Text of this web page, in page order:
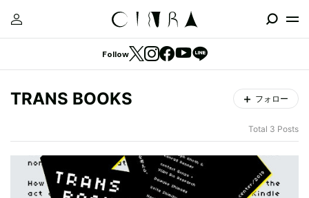
Follow
TRANS BOOKS フォロー
Total 3 Posts